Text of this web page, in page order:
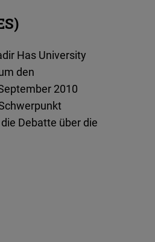
Has University
den
2010
Debatte über die